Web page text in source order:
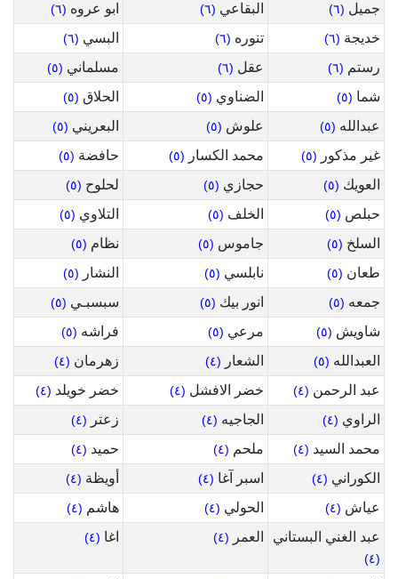
جميل (٦) البقاعي (٦) ابو عروه (٦)
خديجة (٦) تنوره (٦) البسي (٦)
رستم (٦) عقل (٦) مسلماني (٥)
شما (٥) الضناوي (٥) الحلاق (٥)
عبدالله (٥) علوش (٥) البعريني (٥)
غير مذكور (٥) محمد الكسار (٥) حافضة (٥)
العويك (٥) حجازي (٥) لحلوح (٥)
حبلص (٥) الخلف (٥) التلاوي (٥)
السلخ (٥) جاموس (٥) نظام (٥)
طعان (٥) نابلسي (٥) النشار (٥)
جمعه (٥) انور بيك (٥) سبسبـي (٥)
شاويش (٥) مرعي (٥) فراشه (٥)
العبدالله (٥) الشعار (٤) زهرمان (٤)
عبد الرحمن (٤) خضر الافشل (٤) خضر خويلد (٤)
الراوي (٤) الجاجيه (٤) زعتر (٤)
محمد السيد (٤) ملحم (٤) حميد (٤)
الكوراني (٤) اسبر آغا (٤) أويظة (٤)
عياش (٤) الحولي (٤) هاشم (٤)
عبد الغني البستاني
(٤)
العمر (٤) اغا (٤)